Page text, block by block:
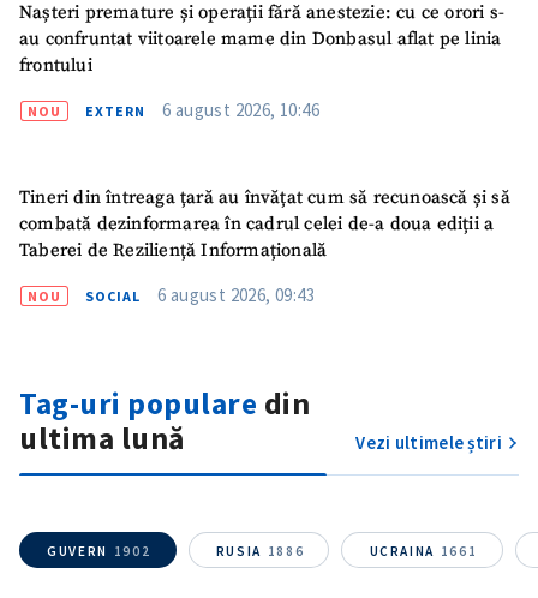
Nașteri premature și operații fără anestezie: cu ce orori s-
au confruntat viitoarele mame din Donbasul aflat pe linia
frontului
NOU EXTERN 6 august 2026, 10:46
Tineri din întreaga țară au învățat cum să recunoască și să
combată dezinformarea în cadrul celei de-a doua ediții a
Taberei de Reziliență Informațională
NOU SOCIAL 6 august 2026, 09:43
Tag-uri populare din
ultima lună
Vezi ultimele știri
GUVERN 1902 RUSIA 1886 UCRAINA 1661
Sursă anonimă
Telefon
+ Telefon personal
acord cupolitica de